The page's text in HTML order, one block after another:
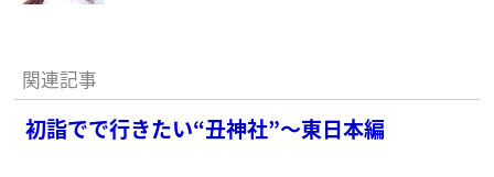
関連記事
初詣でで行きたい“丑神社”〜東日本編